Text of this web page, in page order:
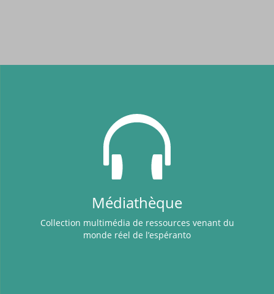
Médiathèque
Collection multimédia de ressources venant du
monde réel de l’espéranto